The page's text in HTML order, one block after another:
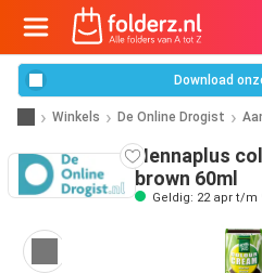
Download
Winkels De Online Drogist
Hennaplus
brown 60ml
Geldig: 22 apr t/m